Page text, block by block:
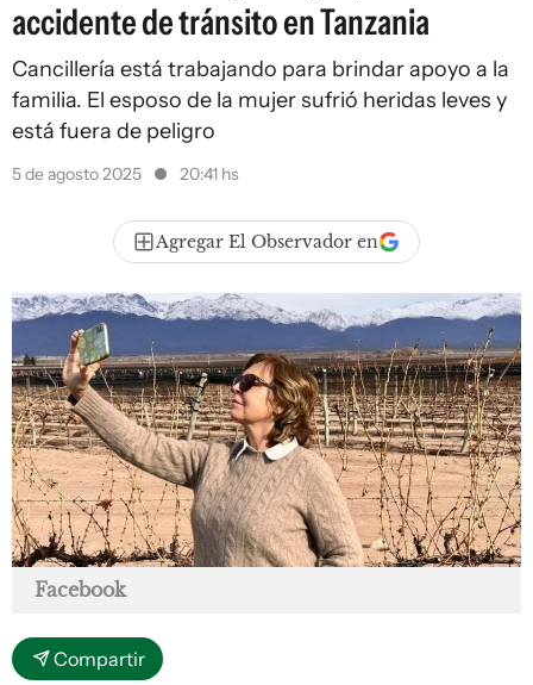
accidente de tránsito en Tanzania
Cancillería está trabajando para brindar apoyo a la
familia. El esposo de la mujer sufrió heridas leves y
está fuera de peligro
5 de agosto 2025 20:41 hs
Agregar El Observador en
Facebook
Compartir